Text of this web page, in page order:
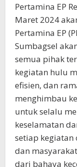
Pertamina EP
Maret 2024
Pertamina EP
Sumbagsel
semua pihak
kegiatan hulu
efisien, dan
menghimbau
untuk selalu
keselamatan
setiap kegiatan
dan
dari bahaya